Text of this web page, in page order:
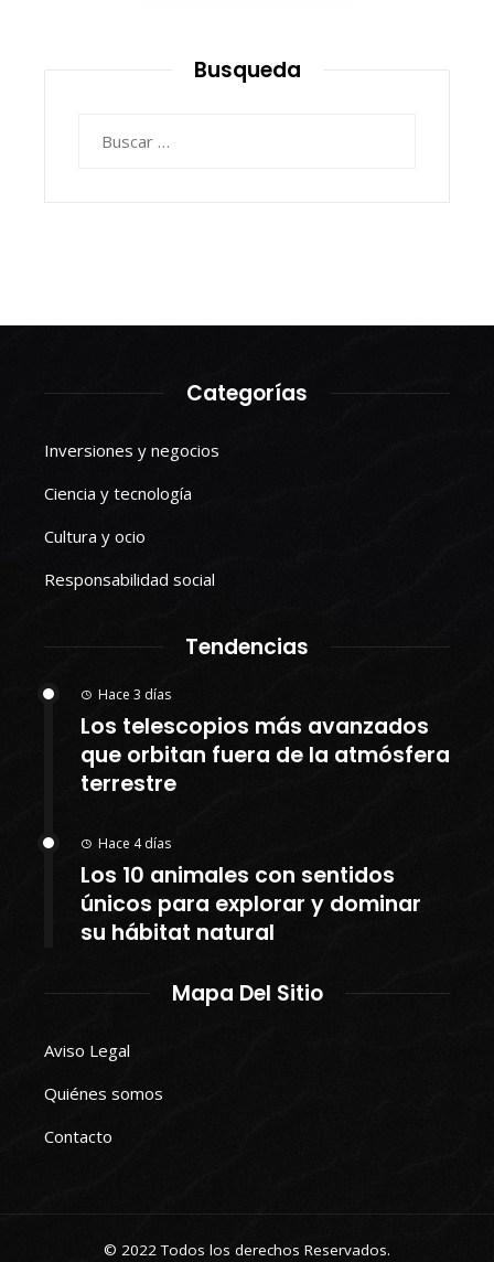
Busqueda
Categorías
Inversiones y negocios
Ciencia y tecnología
Cultura y ocio
Responsabilidad social
Tendencias
Hace 3 días
Los telescopios más avanzados
que orbitan fuera de la atmósfera
terrestre
Hace 4 días
Los 10 animales con sentidos
únicos para explorar y dominar
su hábitat natural
Mapa Del Sitio
Aviso Legal
Quiénes somos
Contacto
© 2022 Todos los derechos Reservados.